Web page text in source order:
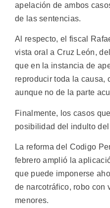
apelación de ambos
de las sentencias.
Al respecto, el fiscal
vista oral a Cruz León,
que en la instancia de
reproducir toda la causa,
aunque no de la parte
Finalmente, los casos
posibilidad del indulto
La reforma del Codigo
febrero amplió la
que puede imponerse
de narcotráfico, robo con
menores.